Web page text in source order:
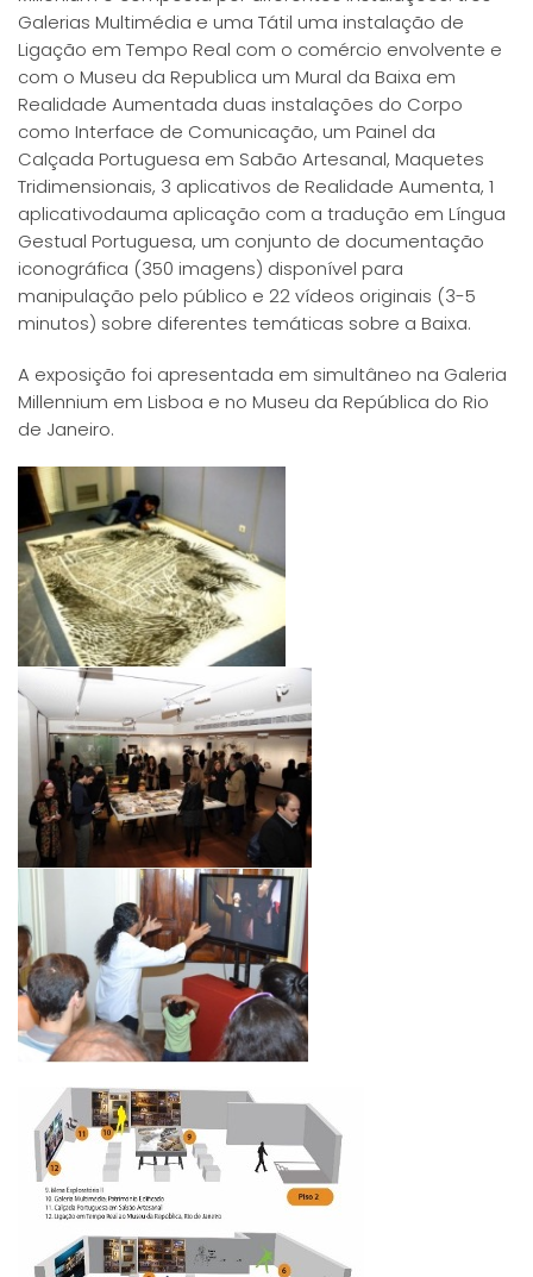
Galerias Multimédia e uma Tátil uma instalação de
Ligação em Tempo Real com o comércio envolvente e
com o Museu da Republica um Mural da Baixa em
Realidade Aumentada duas instalações do Corpo
como Interface de Comunicação, um Painel da
Calçada Portuguesa em Sabão Artesanal, Maquetes
Tridimensionais, 3 aplicativos de Realidade Aumenta, 1
aplicativodauma aplicação com a tradução em Língua
Gestual Portuguesa, um conjunto de documentação
iconográfica (350 imagens) disponível para
manipulação pelo público e 22 vídeos originais (3-5
minutos) sobre diferentes temáticas sobre a Baixa.
A exposição foi apresentada em simultâneo na Galeria
Millennium em Lisboa e no Museu da República do Rio
de Janeiro.